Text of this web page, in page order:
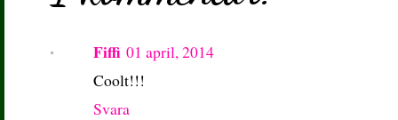
Fiffi 01 april, 2014
Coolt!!!
Svara